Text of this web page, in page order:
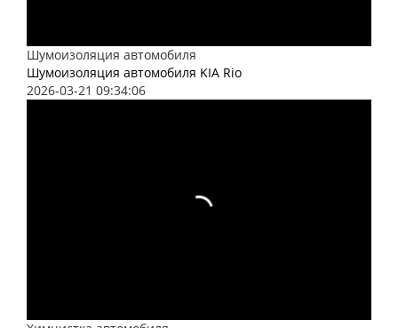
Шумоизоляция автомобиля
Шумоизоляция автомобиля KIA Rio
2026-03-21 09:34:06